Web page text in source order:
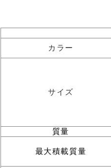
カラー
サイズ
質量
最大積載質量